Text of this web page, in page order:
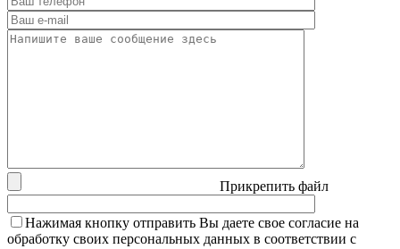
Прикрепить файл
Нажимая кнопку отправить Вы даете свое согласие на
обработку своих персональных данных в соответствии с